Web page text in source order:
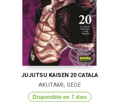
JUJUTSU KAISEN 20 CATALA
AKUTAMI, GEGE
Disponible en 7 dies